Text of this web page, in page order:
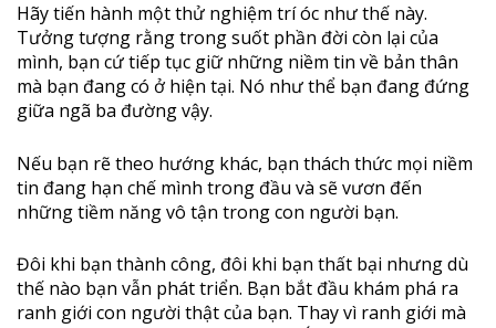
Hãy tiến hành một thử nghiệm trí óc như thế này.
Tưởng tượng rằng trong suốt phần đời còn lại của
mình, bạn cứ tiếp tục giữ những niềm tin về bản thân
mà bạn đang có ở hiện tại. Nó như thể bạn đang đứng
giữa ngã ba đường vậy.
Nếu bạn rẽ theo hướng khác, bạn thách thức mọi niềm
tin đang hạn chế mình trong đầu và sẽ vươn đến
những tiềm năng vô tận trong con người bạn.
Đôi khi bạn thành công, đôi khi bạn thất bại nhưng dù
thế nào bạn vẫn phát triển. Bạn bắt đầu khám phá ra
ranh giới con người thật của bạn. Thay vì ranh giới mà